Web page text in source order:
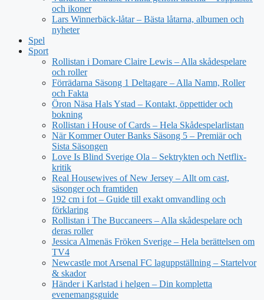
och ikoner
Lars Winnerbäck-låtar – Bästa låtarna, albumen och
nyheter
Spel
Sport
Rollistan i Domare Claire Lewis – Alla skådespelare
och roller
Förrädarna Säsong 1 Deltagare – Alla Namn, Roller
och Fakta
Öron Näsa Hals Ystad – Kontakt, öppettider och
bokning
Rollistan i House of Cards – Hela Skådespelarlistan
När Kommer Outer Banks Säsong 5 – Premiär och
Sista Säsongen
Love Is Blind Sverige Ola – Sektrykten och Netflix-
kritik
Real Housewives of New Jersey – Allt om cast,
säsonger och framtiden
192 cm i fot – Guide till exakt omvandling och
förklaring
Rollistan i The Buccaneers – Alla skådespelare och
deras roller
Jessica Almenäs Fröken Sverige – Hela berättelsen om
TV4
Newcastle mot Arsenal FC laguppställning – Startelvor
& skador
Händer i Karlstad i helgen – Din kompletta
evenemangsguide